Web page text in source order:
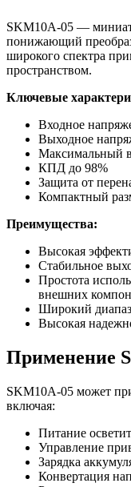
SKM10A-05 —
понижающий
широкого спектра
пространством.
Ключевые
Входное
Выходное
Максимальный
КПД до 98%
Защита от
Компактный
Преимущества:
Высокая
Стабильное
Простота
внешних
Широкий
Высокая
Применение
SKM10A-05 может
включая:
Питание
Управление
Зарядка
Конвертация